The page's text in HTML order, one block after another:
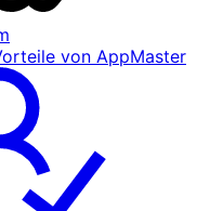
von AppMaster